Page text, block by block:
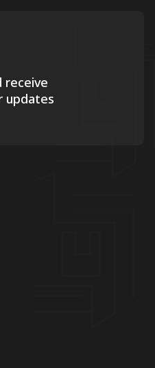
receive
updates